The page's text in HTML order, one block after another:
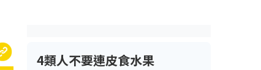
4類人不要連皮食水果